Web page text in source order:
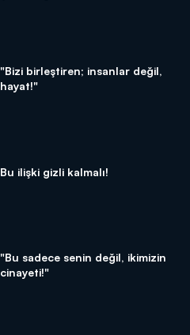
"Bizi birleştiren; insanlar değil,
hayat!"
Bu ilişki gizli kalmalı!
"Bu sadece senin değil, ikimizin
cinayeti!"